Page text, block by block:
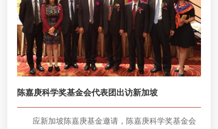
陈嘉庚科学奖基金会代表团出访新加坡
应新加坡陈嘉庚基金邀请，陈嘉庚科学奖基金会